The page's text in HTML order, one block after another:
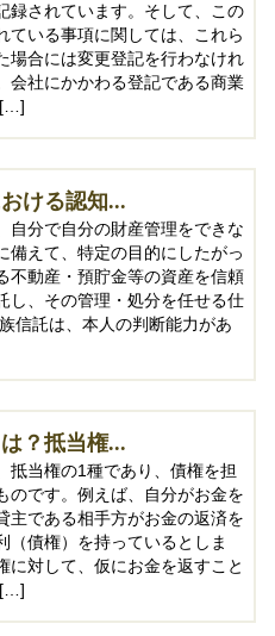
録されています。そして、この
ている事項に関しては、これら
場合には変更登記を行わなけれ
会社にかかわる登記である商業
[…]
ける認知...
自分で自分の財産管理をできな
備えて、特定の目的にしたがっ
不動産・預貯金等の資産を信頼
し、その管理・処分を任せる仕
信託は、本人の判断能力があ
？抵当権...
抵当権の1種であり、債権を担
のです。例えば、自分がお金を
主である相手方がお金の返済を
（債権）を持っているとしま
に対して、仮にお金を返すこと
[…]